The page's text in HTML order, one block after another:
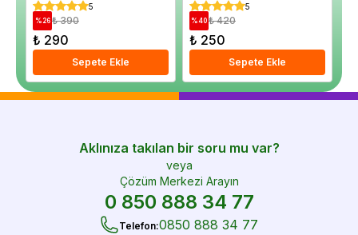
5
%26 ₺ 390
₺ 290
Sepete Ekle
5
%40 ₺ 420
₺ 250
Sepete Ekle
Aklınıza takılan bir soru mu var?
veya
Çözüm Merkezi Arayın
0 850 888 34 77
Telefon:0850 888 34 77